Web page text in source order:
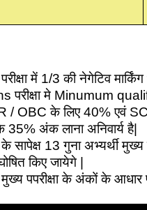
में 1/3 की नेगेटिव मार्किंग
परीक्षा मे Minumum
/ OBC के लिए 40% एवं
35% अंक लाना अनिवार्य है|
13 गुना अभ्यर्थी मुख्य
किए जायेगे |
पपरीक्षा के अंकों के आधार